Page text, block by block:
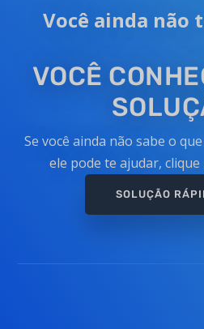
Você ainda não
VOCÊ
Se você ainda não sabe o
ele pode te ajudar,
SOLUÇÃO